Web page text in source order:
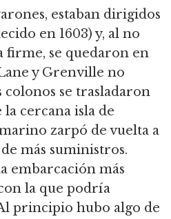
estaban dirigidos
en 1603) y, al no
se quedaron en
y Grenville no
se trasladaron
cercana isla de
zarpó de vuelta a
más suministros.
embarcación más
la que podría
principio hubo algo de